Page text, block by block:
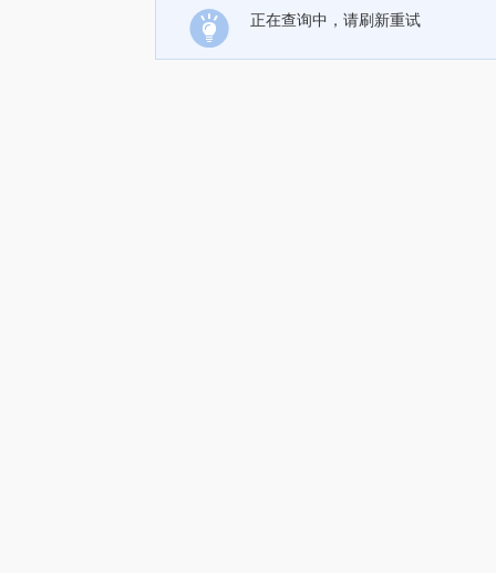
正在查询中，请刷新重试